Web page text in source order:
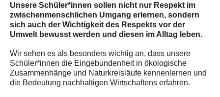
Unsere Schüler*innen sollen nicht nur Respekt im
zwischenmenschlichen Umgang erlernen, sondern
sich auch der Wichtigkeit des Respekts vor der
Umwelt bewusst werden und diesen im Alltag leben.
Wir sehen es als besonders wichtig an, dass unsere
Schüler*innen die Eingebundenheit in ökologische
Zusammenhänge und Naturkreisläufe kennenlernen und
die Bedeutung nachhaltigen Wirtschaftens erfahren.